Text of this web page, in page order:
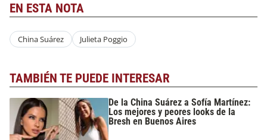
EN ESTA NOTA
China Suárez Julieta Poggio
TAMBIÉN TE PUEDE INTERESAR
De la China Suárez a Sofía Martínez:
Los mejores y peores looks de la
Bresh en Buenos Aires